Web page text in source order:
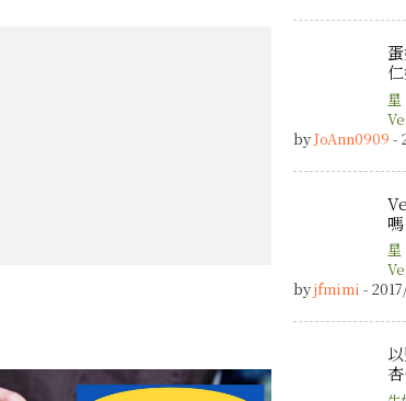
byJoAnn0909 -
byjfmimi -